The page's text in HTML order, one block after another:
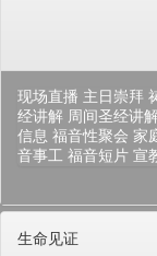
现场直播 主日崇拜
经讲解 周间圣经讲
信息 福音性聚会 家
音事工 福音短片 宣
生命见证